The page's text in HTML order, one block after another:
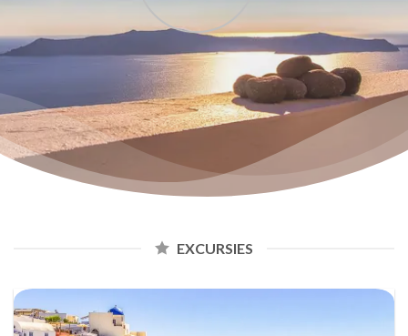
EXCURSIES